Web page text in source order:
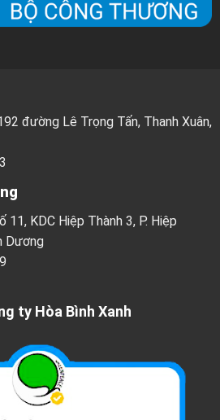
đường Lê Trọng Tấn, Thanh Xuân,
KDC Hiệp Thành 3, P. Hiệp
Dương
ty Hòa Bình Xanh